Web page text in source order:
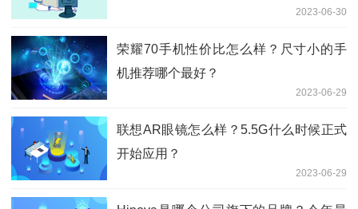
2023-06-30
荣耀70手机性价比怎么样？尺寸小的手
机推荐哪个最好？
2023-06-29
联想AR眼镜怎么样？5.5G什么时候正式
开始应用？
2023-06-29